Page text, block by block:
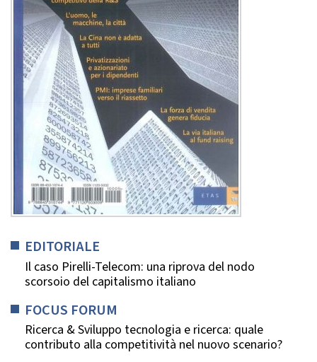
EDITORIALE
Il caso Pirelli-Telecom: una riprova del nodo
scorsoio del capitalismo italiano
FOCUS FORUM
Ricerca & Sviluppo tecnologia e ricerca: quale
contributo alla competitività nel nuovo scenario?